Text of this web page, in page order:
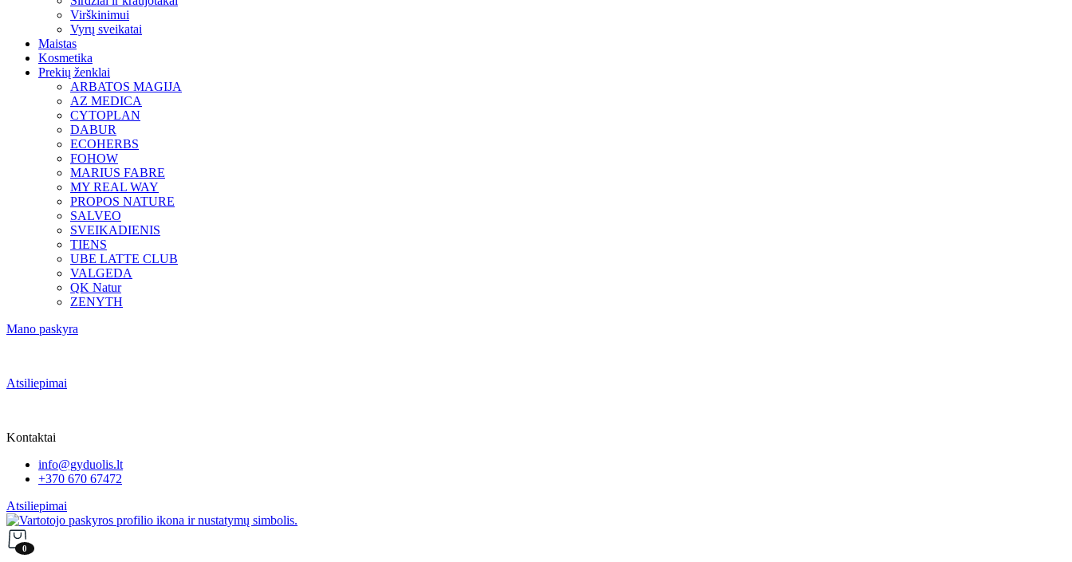
Virškinimui
Vyrų sveikatai
Maistas
Kosmetika
Prekių ženklai
ARBATOS MAGIJA
AZ MEDICA
CYTOPLAN
DABUR
ECOHERBS
FOHOW
MARIUS FABRE
MY REAL WAY
PROPOS NATURE
SALVEO
SVEIKADIENIS
TIENS
UBE LATTE CLUB
VALGEDA
QK Natur
ZENYTH
Mano paskyra
Atsiliepimai
Kontaktai
info@gyduolis.lt
+370 670 67472
Atsiliepimai
0